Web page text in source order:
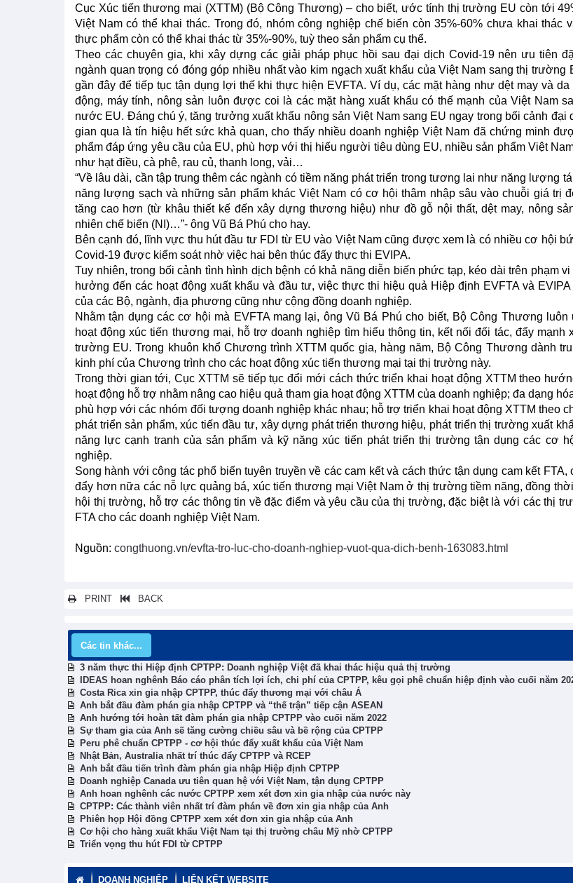
Cục Xúc tiến thương mại (XTTM) (Bộ Công Thương) – cho biết, ước tính thị trường EU còn tới
Việt Nam có thể khai thác. Trong đó, nhóm công nghiệp chế biến còn 35%-60% chưa khai thác
thực phẩm còn có thể khai thác từ 35%-90%, tuỳ theo sản phẩm cụ thể.
Theo các chuyên gia, khi xây dựng các giải pháp phục hồi sau đại dịch Covid-19 nên ưu tiên
ngành quan trọng có đóng góp nhiều nhất vào kim ngạch xuất khẩu của Việt Nam sang thị trường
gần đây để tiếp tục tận dụng lợi thế khi thực hiện EVFTA. Ví dụ, các mặt hàng như dệt may và da
động, máy tính, nông sản luôn được coi là các mặt hàng xuất khẩu có thế mạnh của Việt Nam
nước EU. Đáng chú ý, tăng trưởng xuất khẩu nông sản Việt Nam sang EU ngay trong bối cảnh đại
gian qua là tín hiệu hết sức khả quan, cho thấy nhiều doanh nghiệp Việt Nam đã chứng minh
phẩm đáp ứng yêu cầu của EU, phù hợp với thị hiếu người tiêu dùng EU, nhiều sản phẩm Việt
như hạt điều, cà phê, rau củ, thanh long, vải…
“Về lâu dài, cần tập trung thêm các ngành có tiềm năng phát triển trong tương lai như năng lượng
năng lượng sạch và những sản phẩm khác Việt Nam có cơ hội thâm nhập sâu vào chuỗi giá trị
tăng cao hơn (từ khâu thiết kế đến xây dựng thương hiệu) như đồ gỗ nội thất, dệt may, nông
nhiên chế biến (NI)…”- ông Vũ Bá Phú cho hay.
Bên cạnh đó, lĩnh vực thu hút đầu tư FDI từ EU vào Việt Nam cũng được xem là có nhiều cơ hội
Covid-19 được kiểm soát nhờ việc hai bên thúc đẩy thực thi EVIPA.
Tuy nhiên, trong bối cảnh tình hình dịch bệnh có khả năng diễn biến phức tạp, kéo dài trên phạm
hưởng đến các hoạt động xuất khẩu và đầu tư, việc thực thi hiệu quả Hiệp định EVFTA và
của các Bộ, ngành, địa phương cũng như cộng đồng doanh nghiệp.
Nhằm tận dụng các cơ hội mà EVFTA mang lại, ông Vũ Bá Phú cho biết, Bộ Công Thương luôn
hoạt động xúc tiến thương mại, hỗ trợ doanh nghiệp tìm hiểu thông tin, kết nối đối tác, đẩy mạnh
trường EU. Trong khuôn khổ Chương trình XTTM quốc gia, hàng năm, Bộ Công Thương dành
kinh phí của Chương trình cho các hoạt động xúc tiến thương mại tại thị trường này.
Trong thời gian tới, Cục XTTM sẽ tiếp tục đổi mới cách thức triển khai hoạt động XTTM theo
hoạt động hỗ trợ nhằm nâng cao hiệu quả tham gia hoạt động XTTM của doanh nghiệp; đa dạng
phù hợp với các nhóm đối tượng doanh nghiệp khác nhau; hỗ trợ triển khai hoạt động XTTM theo
phát triển sản phẩm, xúc tiến đầu tư, xây dựng phát triển thương hiệu, phát triển thị trường xuất
năng lực cạnh tranh của sản phẩm và kỹ năng xúc tiến phát triển thị trường tận dụng các cơ
nghiệp.
Song hành với công tác phổ biến tuyên truyền về các cam kết và cách thức tận dụng cam kết FTA,
đẩy hơn nữa các nỗ lực quảng bá, xúc tiến thương mại Việt Nam ở thị trường tiềm năng, đồng
hội thị trường, hỗ trợ các thông tin về đặc điểm và yêu cầu của thị trường, đặc biệt là với các thị
FTA cho các doanh nghiệp Việt Nam.
Nguồn: congthuong.vn/evfta-tro-luc-cho-doanh-nghiep-vuot-qua-dich-benh-163083.html
PRINT BACK
Các tin khác...
3 năm thực thi Hiệp định CPTPP: Doanh nghiệp Việt đã khai thác hiệu quả thị trường
IDEAS hoan nghênh Báo cáo phân tích lợi ích, chi phí của CPTPP, kêu gọi phê chuẩn hiệp định vào cuối năm
Costa Rica xin gia nhập CPTPP, thúc đẩy thương mại với châu Á
Anh bắt đầu đàm phán gia nhập CPTPP và “thế trận” tiếp cận ASEAN
Anh hướng tới hoàn tất đàm phán gia nhập CPTPP vào cuối năm 2022
Sự tham gia của Anh sẽ tăng cường chiều sâu và bề rộng của CPTPP
Peru phê chuẩn CPTPP - cơ hội thúc đẩy xuất khẩu của Việt Nam
Nhật Bản, Australia nhất trí thúc đẩy CPTPP và RCEP
Anh bắt đầu tiến trình đàm phán gia nhập Hiệp định CPTPP
Doanh nghiệp Canada ưu tiên quan hệ với Việt Nam, tận dụng CPTPP
Anh hoan nghênh các nước CPTPP xem xét đơn xin gia nhập của nước này
CPTPP: Các thành viên nhất trí đàm phán về đơn xin gia nhập của Anh
Phiên họp Hội đồng CPTPP xem xét đơn xin gia nhập của Anh
Cơ hội cho hàng xuất khẩu Việt Nam tại thị trường châu Mỹ nhờ CPTPP
Triển vọng thu hút FDI từ CPTPP
DOANH NGHIỆP LIÊN KẾT WEBSITE